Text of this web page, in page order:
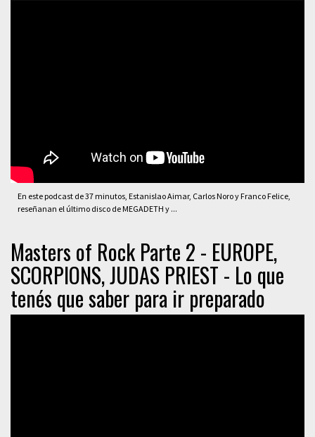
En este podcast de 37 minutos, Estanislao Aimar, Carlos Noro y Franco Felice,
reseñanan el último disco de MEGADETH y ...
Masters of Rock Parte 2 - EUROPE,
SCORPIONS, JUDAS PRIEST - Lo que
tenés que saber para ir preparado